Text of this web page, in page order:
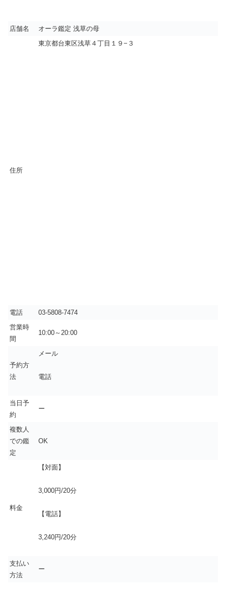
店舗名 オーラ鑑定 浅草の母
住所
東京都台東区浅草４丁目１９−３
電話
03-5808-7474
営業時
間
10:00～20:00
予約方
法
メール
電話
当日予
約
ー
複数人
での鑑
定
OK
料金
【対面】
3,000円/20分
【電話】
3,240円/20分
支払い
方法
ー